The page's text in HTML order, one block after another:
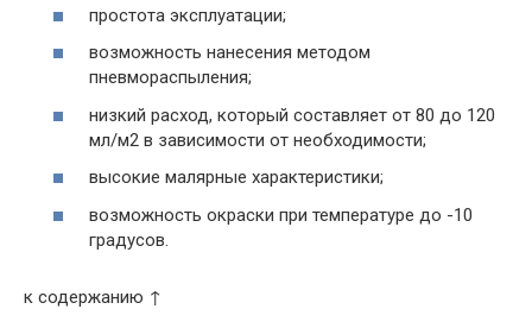
простота эксплуатации;
возможность нанесения методом
пневмораспыления;
низкий расход, который составляет от 80 до 120
мл/м2 в зависимости от необходимости;
высокие малярные характеристики;
возможность окраски при температуре до -10
градусов.
к содержанию ↑